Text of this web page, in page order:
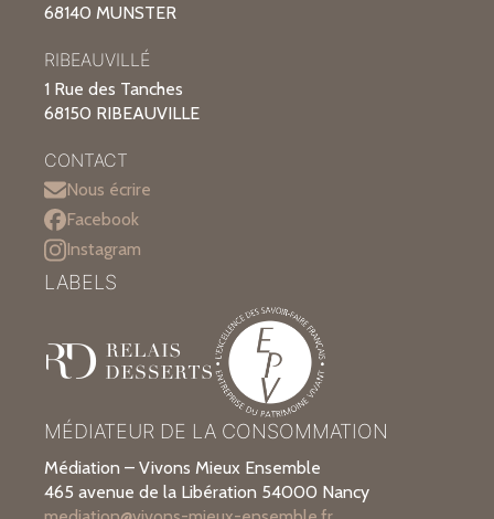
68140 MUNSTER
RIBEAUVILLÉ
1 Rue des Tanches
68150 RIBEAUVILLE
CONTACT
Nous écrire
Facebook
Instagram
MÉDIATEUR DE LA CONSOMMATION
Médiation – Vivons Mieux Ensemble
465 avenue de la Libération 54000 Nancy
LABELS